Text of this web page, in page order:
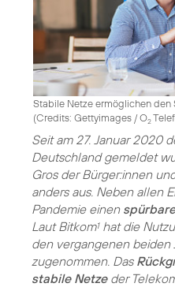
Stabile Netze ermöglichen den
(Credits: Gettyimages / O2
Seit am 27. Januar 2020
Deutschland gemeldet
Gros der Bürger:innen
anders aus. Neben allen
Pandemie einen
Laut Bitkom1hat die
den vergangenen beiden
zugenommen. Das
stabile Netzeder